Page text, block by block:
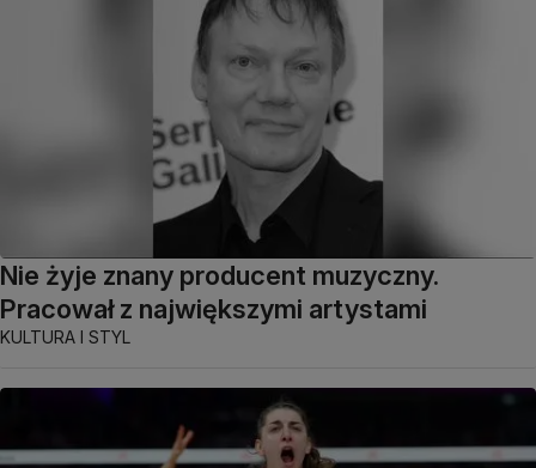
Nie żyje znany producent muzyczny.
Pracował z największymi artystami
KULTURA I STYL